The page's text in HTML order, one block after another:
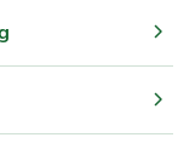
chevron_right
chevron_right